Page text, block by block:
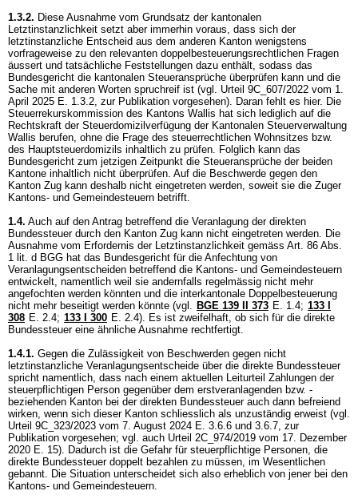
1.3.2. Diese Ausnahme vom Grundsatz der kantonalen
Letztinstanzlichkeit setzt aber immerhin voraus, dass sich der
letztinstanzliche Entscheid aus dem anderen Kanton wenigstens
vorfrageweise zu den relevanten doppelbesteuerungsrechtlichen Fragen
äussert und tatsächliche Feststellungen dazu enthält, sodass das
Bundesgericht die kantonalen Steueransprüche überprüfen kann und die
Sache mit anderen Worten spruchreif ist (vgl. Urteil 9C_607/2022 vom 1.
April 2025 E. 1.3.2, zur Publikation vorgesehen). Daran fehlt es hier. Die
Steuerrekurskommission des Kantons Wallis hat sich lediglich auf die
Rechtskraft der Steuerdomizilverfügung der Kantonalen Steuerverwaltung
Wallis berufen, ohne die Frage des steuerrechtlichen Wohnsitzes bzw.
des Hauptsteuerdomizils inhaltlich zu prüfen. Folglich kann das
Bundesgericht zum jetzigen Zeitpunkt die Steueransprüche der beiden
Kantone inhaltlich nicht überprüfen. Auf die Beschwerde gegen den
Kanton Zug kann deshalb nicht eingetreten werden, soweit sie die Zuger
Kantons- und Gemeindesteuern betrifft.
1.4. Auch auf den Antrag betreffend die Veranlagung der direkten
Bundessteuer durch den Kanton Zug kann nicht eingetreten werden. Die
Ausnahme vom Erfordernis der Letztinstanzlichkeit gemäss Art. 86 Abs.
1 lit. d BGG hat das Bundesgericht für die Anfechtung von
Veranlagungsentscheiden betreffend die Kantons- und Gemeindesteuern
entwickelt, namentlich weil sie andernfalls regelmässig nicht mehr
angefochten werden könnten und die interkantonale Doppelbesteuerung
nicht mehr beseitigt werden könnte (vgl. BGE 139 II 373 E. 1.4; 133 I
308 E. 2.4; 133 I 300 E. 2.4). Es ist zweifelhaft, ob sich für die direkte
Bundessteuer eine ähnliche Ausnahme rechtfertigt.
1.4.1. Gegen die Zulässigkeit von Beschwerden gegen nicht
letztinstanzliche Veranlagungsentscheide über die direkte Bundessteuer
spricht namentlich, dass nach einem aktuellen Leiturteil Zahlungen der
steuerpflichtigen Person gegenüber dem erstveranlagenden bzw. -
beziehenden Kanton bei der direkten Bundessteuer auch dann befreiend
wirken, wenn sich dieser Kanton schliesslich als unzuständig erweist (vgl.
Urteil 9C_323/2023 vom 7. August 2024 E. 3.6.6 und 3.6.7, zur
Publikation vorgesehen; vgl. auch Urteil 2C_974/2019 vom 17. Dezember
2020 E. 15). Dadurch ist die Gefahr für steuerpflichtige Personen, die
direkte Bundessteuer doppelt bezahlen zu müssen, im Wesentlichen
gebannt. Die Situation unterscheidet sich also erheblich von jener bei den
Kantons- und Gemeindesteuern.